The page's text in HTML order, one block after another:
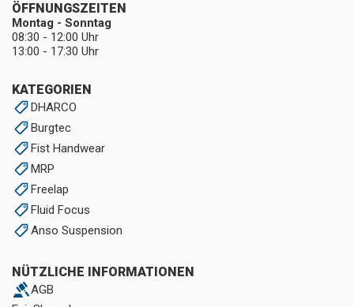
KATEGORIEN
DHARCO
Burgtec
Fist Handwear
MRP
Freelap
Fluid Focus
Anso Suspension
NÜTZLICHE INFORMATIONEN
AGB
ÖFFNUNGSZEITEN
Montag - Sonntag
08:30 - 12:00 Uhr
13:00 - 17:30 Uhr